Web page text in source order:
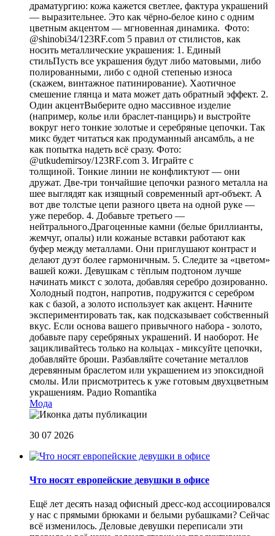
драматургию: кожа кажется светлее, фактура украшений
— выразительнее. Это как чёрно-белое кино с одним
цветным акцентом — мгновенная динамика. Фото:
@shinobi34/123RF.com 5 правил от стилистов, как
носить металлические украшения: 1. Единый
стильПусть все украшения будут либо матовыми, либо
полированными, либо с одной степенью износа
(скажем, винтажное патинирование). Хаотичное
смешение глянца и мата может дать обратный эффект. 2.
Один акцентВыберите одно массивное изделие
(например, колье или браслет-панцирь) и выстройте
вокруг него тонкие золотые и серебряные цепочки. Так
микс будет читаться как продуманный ансамбль, а не
как попытка надеть всё сразу. Фото:
@utkudemirsoy/123RF.com 3. Играйте с
толщиной. Тонкие линии не конфликтуют — они
дружат. Две-три тончайшие цепочки разного металла на
шее выглядят как изящный современный арт-объект. А
вот две толстые цепи разного цвета на одной руке —
уже перебор. 4. Добавьте третьего —
нейтрального.Драгоценные камни (белые бриллианты,
жемчуг, опалы) или кожаные вставки работают как
буфер между металлами. Они приглушают контраст и
делают дуэт более гармоничным. 5. Следите за «цветом»
вашей кожи. Девушкам с тёплым подтоном лучше
начинать микст с золота, добавляя серебро дозированно.
Холодный подтон, напротив, подружится с серебром
как с базой, а золото использует как акцент. Начните
экспериментировать так, как подсказывает собственный
вкус. Если основа вашего привычного набора - золото,
добавьте пару серебряных украшений. И наоборот. Не
зацикливайтесь только на кольцах - миксуйте цепочки,
добавляйте броши. Разбавляйте сочетание металлов
деревянным браслетом или украшением из эпоксидной
смолы. Или присмотритесь к уже готовым двухцветным
украшениям. Радио Romantika
Мода
30 07 2026
Что носят европейские девушки в офисе
Ещё лет десять назад офисный дресс-код ассоциировался
у нас с прямыми брюками и белыми рубашками? Сейчас
всё изменилось. Деловые девушки переписали эти